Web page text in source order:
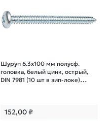
Шуруп 6.3х100 мм полусф.
головка, белый цинк, острый,
DIN 7981 (10 шт в зип-локе)
152,00₽